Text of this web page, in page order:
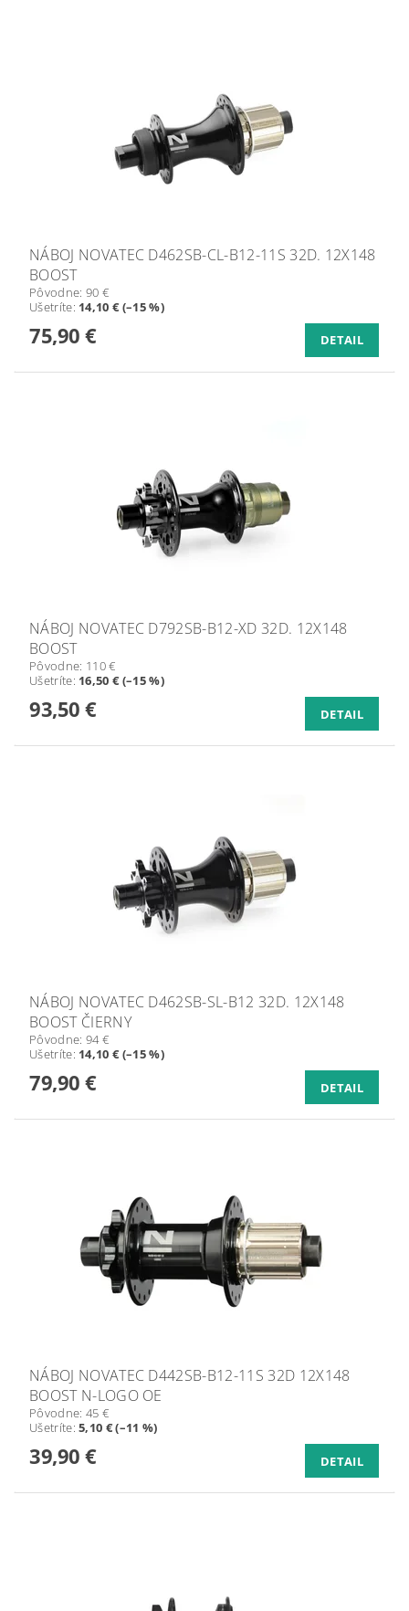
NÁBOJ NOVATEC D462SB-CL-B12-11S 32D. 12X148
BOOST
Pôvodne: 90 €
Ušetríte: 14,10 € (–15 %)
75,90 € DETAIL
NÁBOJ NOVATEC D792SB-B12-XD 32D. 12X148
BOOST
Pôvodne: 110 €
Ušetríte: 16,50 € (–15 %)
93,50 € DETAIL
NÁBOJ NOVATEC D462SB-SL-B12 32D. 12X148
BOOST ČIERNY
Pôvodne: 94 €
Ušetríte: 14,10 € (–15 %)
79,90 € DETAIL
NÁBOJ NOVATEC D442SB-B12-11S 32D 12X148
BOOST N-LOGO OE
Pôvodne: 45 €
Ušetríte:5,10 € (–11 %)
39,90 € DETAIL